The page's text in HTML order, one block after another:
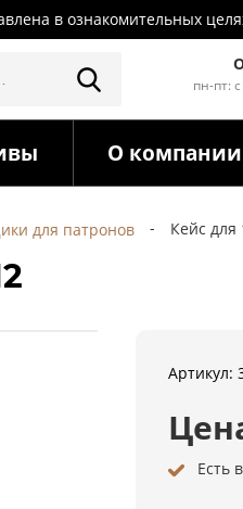
в ознакомительных
пн-пт:
О компании
для патронов Кейс для
Артикул:
Есть